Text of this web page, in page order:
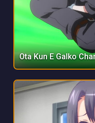
Ota Kun E Galko